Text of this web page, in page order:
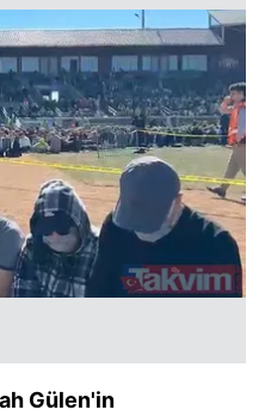
Gülen'in